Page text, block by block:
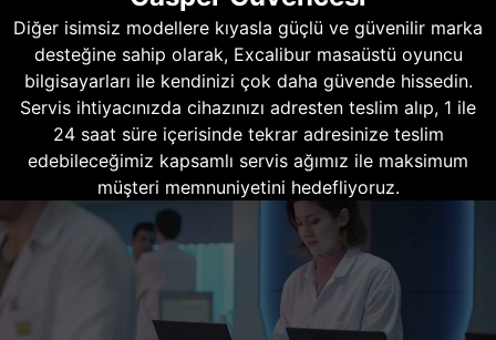
Diğer isimsiz modellere kıyasla güçlü ve güvenilir marka
desteğine sahip olarak, Excalibur masaüstü oyuncu
bilgisayarları ile kendinizi çok daha güvende hissedin.
Servis ihtiyacınızda cihazınızı adresten teslim alıp, 1 ile
24 saat süre içerisinde tekrar adresinize teslim
edebileceğimiz kapsamlı servis ağımız ile maksimum
müşteri memnuniyetini hedefliyoruz.